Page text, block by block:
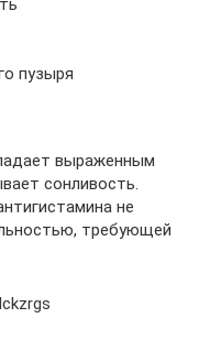
пузыря
выраженным
сонливость.
не
требующей